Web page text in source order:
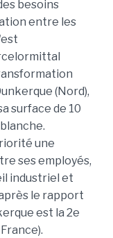
besoins
entre les
(Nord),
surface de 10
une
ses employés,
industriel et
le rapport
est la 2e